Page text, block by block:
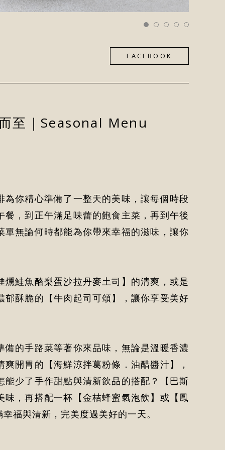
FACEBOOK
至｜Seasonal Menu
你精心準備了一整天的美味，讓每個時段
，到正午滿足味蕾的飽食主菜，再到午後
無論何時都能為你帶來幸福的滋味，讓你
鮭魚酪梨蛋沙拉丹麥土司】的清爽，或是
郁酥脆的【牛肉起司可頌】，讓你享受美好
的手路菜等著你來品味，無論是溫暖香濃
開胃的【海鮮涼拌葛粉條．油醋醬汁】，
少了手作甜點與清新飲品的搭配？【巴斯
，再搭配一杯【金桔蜂蜜氣泡飲】或【鳳
福與清新，完美度過美好的一天。